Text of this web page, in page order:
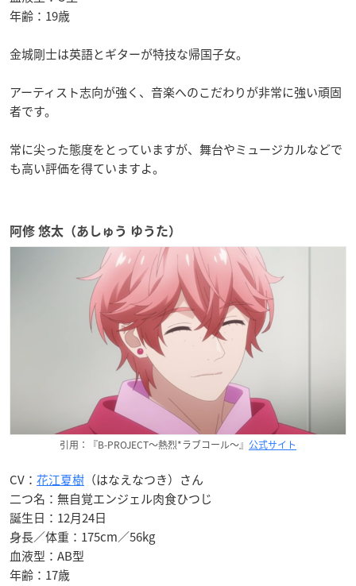
年齢：19歳
金城剛士は英語とギターが特技な帰国子女。
アーティスト志向が強く、音楽へのこだわりが非常に強い頑固
者です。
常に尖った態度をとっていますが、舞台やミュージカルなどで
も高い評価を得ていますよ。
阿修 悠太（あしゅう ゆうた）
引用：『B-PROJECT〜熱烈*ラブコール〜』 公式サイト
CV： 花江夏樹 （はなえなつき）さん
二つ名：無自覚エンジェル肉食ひつじ
誕生日：12月24日
身長／体重：175cm／56kg
血液型：AB型
年齢：17歳